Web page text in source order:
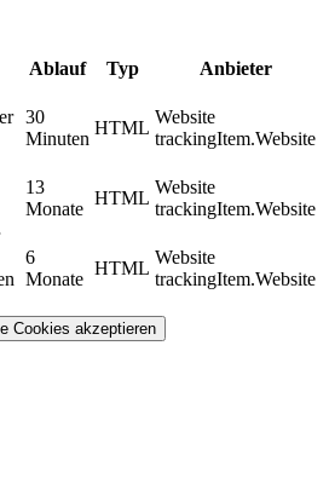
Ablauf Typ Anbieter
30
Minuten
HTML
Website
trackingItem.Website
13
Monate
HTML
Website
trackingItem.Website
6
Monate
HTML
Website
trackingItem.Website
Cookies akzeptieren